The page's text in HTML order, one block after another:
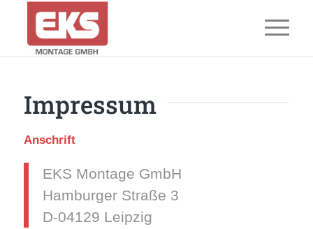
Impressum
Anschrift
EKS Montage GmbH
Hamburger Straße 3
D-04129 Leipzig